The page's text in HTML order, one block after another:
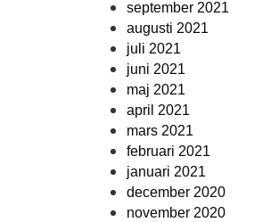
september 2021
augusti 2021
juli 2021
juni 2021
maj 2021
april 2021
mars 2021
februari 2021
januari 2021
december 2020
november 2020